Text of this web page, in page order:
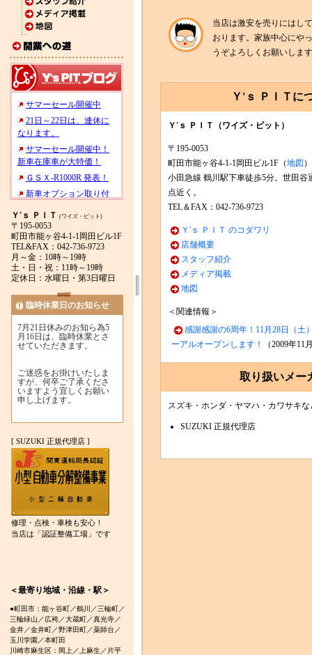
当店は激安を売りにはし
おります。家族中心にや
うぞよろしくお願いしま
Ｙ'ｓ ＰＩＴに
Ｙ'ｓ ＰＩＴ（ワイズ・ピット）
〒195-0053
町田市能ヶ谷4-1-1岡田ビル1F（地図 ）
小田急線 鶴川駅下車徒歩5分。世田谷
点近く。
TEL＆FAX：042-736-9723
Ｙ'ｓ ＰＩＴ のコダワリ
店舗概要
スタッフ紹介
メディア掲載
地図
＜関連情報＞
感謝感謝の6周年！11月28日（土
ーアルオープンします！
（2009年11
取り扱いメー
スズキ・ホンダ・ヤマハ・カワサキな
SUZUKI 正規代理店
Ｙ'ｓ ＰＩＴ (ワイズ・ピット)
〒195-0053
町田市能ヶ谷4-1-1岡田ビル1F
TEL&FAX：042-736-9723
月～金：10時～19時
土・日・祝：11時～19時
定休日：水曜日・第3日曜日
臨時休業日のお知らせ
7月21日休みのお知ら為5
月16日は、臨時休業とさ
せていただきます。
ご迷惑をお掛けいたしま
すが、何卒ご了承くださ
いますよう宜しくお願い
申し上げます。
[ SUZUKI 正規代理店 ]
修理・点検・車検も安心！
当店は「認証整備工場」です
＜最寄り地域・沿線・駅＞
●町田市：能ヶ谷町／鶴川／三輪町／
三輪緑山／広袴／大蔵町／真光寺／
金井／金井町／野津田町／薬師台／
玉川学園／本町田
川崎市麻生区：岡上／上麻生／片平